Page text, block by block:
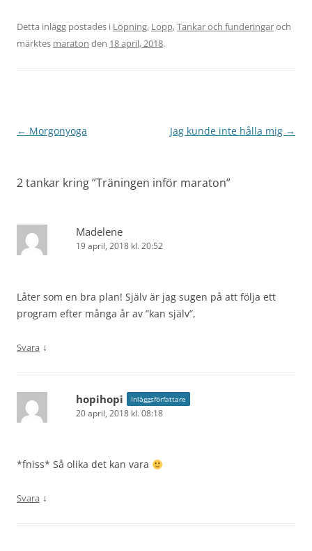
Detta inlägg postades i Löpning, Lopp,Tankar och funderingaroch
märktes maraton den 18 april, 2018.
Inläggsnavigering
← Morgonyoga Jag kunde inte hålla mig →
2 tankar kring ”Träningen inför maraton”
Madelene
19 april, 2018 kl. 20:52
Låter som en bra plan! Själv är jag sugen på att följa ett
program efter många år av ”kan själv”,
Svara ↓
hopihopi Inläggsförfattare
20 april, 2018 kl. 08:18
*fniss* Så olika det kan vara
Svara ↓